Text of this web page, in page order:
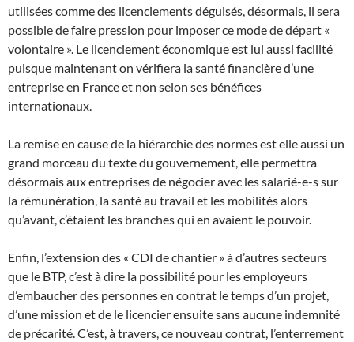
utilisées comme des licenciements déguisés, désormais, il sera
possible de faire pression pour imposer ce mode de départ «
volontaire ». Le licenciement économique est lui aussi facilité
puisque maintenant on vérifiera la santé financière d’une
entreprise en France et non selon ses bénéfices
internationaux.
La remise en cause de la hiérarchie des normes est elle aussi un
grand morceau du texte du gouvernement, elle permettra
désormais aux entreprises de négocier avec les salarié-e-s sur
la rémunération, la santé au travail et les mobilités alors
qu’avant, c’étaient les branches qui en avaient le pouvoir.
Enfin, l’extension des « CDI de chantier » à d’autres secteurs
que le BTP, c’est à dire la possibilité pour les employeurs
d’embaucher des personnes en contrat le temps d’un projet,
d’une mission et de le licencier ensuite sans aucune indemnité
de précarité. C’est, à travers, ce nouveau contrat, l’enterrement